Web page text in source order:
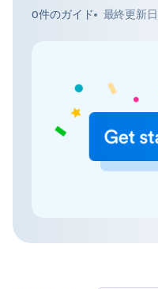
0件のガイド
最終更新日